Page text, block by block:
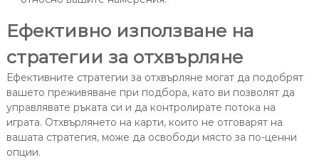
Ефективно използване на
стратегии за отхвърляне
Ефективните стратегии за отхвърляне могат да подобрят
вашето преживяване при подбора, като ви позволят да
управлявате ръката си и да контролирате потока на
играта. Отхвърлянето на карти, които не отговарят на
вашата стратегия, може да освободи място за по-ценни
опции.